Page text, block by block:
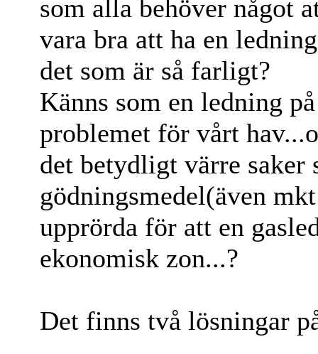
som alla behöver något
vara bra att ha en
det som är så farligt?
Känns som en ledning
problemet för vårt
det betydligt värre saker
gödningsmedel(även
upprörda för att en
ekonomisk zon...?
Det finns två lösningar